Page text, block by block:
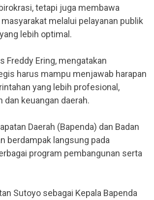
tetapi juga membawa
melalui pelayanan publik
lebih optimal.
Freddy Ering, mengatakan
harus mampu menjawab harapan
yang lebih profesional,
keuangan daerah.
Daerah (Bapenda) dan Badan
berdampak langsung pada
program pembangunan serta
Sutoyo sebagai Kepala Bapenda